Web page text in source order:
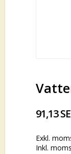
91,13
Exkl.
Inkl.